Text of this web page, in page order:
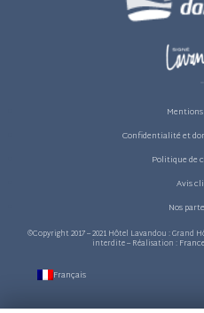
Confidentialité et
Politique de
Avis
Nos
©Copyright 2017 – 2021 Hôtel Lavandou : Grand
interdite – Réalisation :
Français